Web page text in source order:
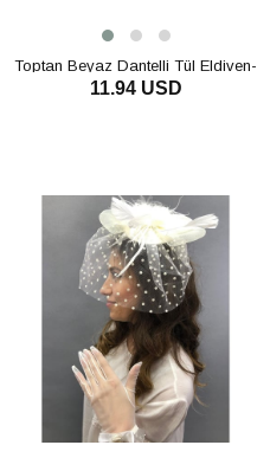
Toptan Beyaz Dantelli Tül Eldiven-
Puantiyeli Vualet Nikah Şapkası
11.94 USD